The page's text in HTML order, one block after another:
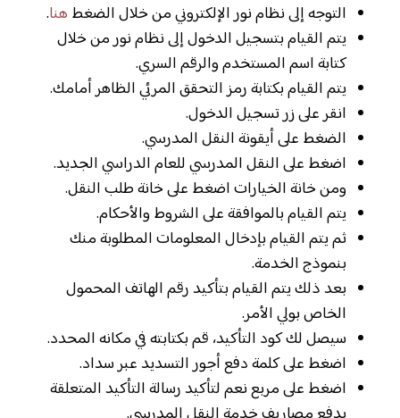
التوجه إلى نظام نور الإلكتروني من خلال الضغط هنا.
يتم القيام بتسجيل الدخول إلى نظام نور من خلال
كتابة اسم المستخدم والرقم السري.
يتم القيام بكتابة رمز التحقق المرئي الظاهر أمامك.
انقر على زر تسجيل الدخول.
الضغط على أيقونة النقل المدرسي.
اضغط على النقل المدرسي للعام الدراسي الجديد.
ومن خانة الخيارات اضغط على خانة طلب النقل.
يتم القيام بالموافقة على الشروط والأحكام.
ثم يتم القيام بإدخال المعلومات المطلوبة منك
بنموذج الخدمة.
بعد ذلك يتم القيام بتأكيد رقم الهاتف المحمول
الخاص بولي الأمر.
سيصل لك كود التأكيد، قم بكتابته في مكانه المحدد.
اضغط على كلمة دفع أجور التسديد عبر سداد.
اضغط على مربع نعم لتأكيد رسالة التأكيد المتعلقة